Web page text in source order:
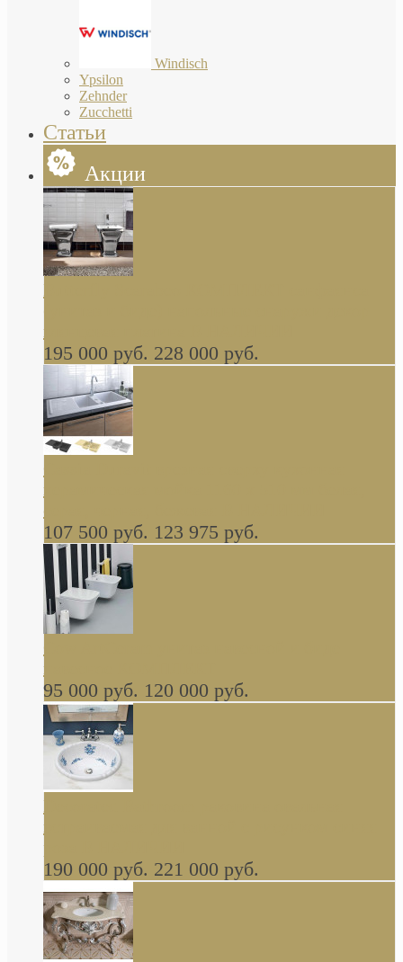
Windisch
Ypsilon
Zehnder
Zucchetti
Статьи
Акции
Butterfly Scarabeo КОМПЛЕКТ санфаянса
глянцевая платина В НАЛИЧИИ
195 000 руб. 228 000 руб.
керамическая мойка 1160 x 510 мм белая,
серая, черная, бежевая В НАЛИЧИИ
107 500 руб. 123 975 руб.
навесное КОМПЛЕКТ
95 000 руб. 120 000 руб.
Decorated Bathroom раковина овальная
встраиваемая для ванной с рисунком синяя
роза В НАЛИЧИИ
190 000 руб. 221 000 руб.